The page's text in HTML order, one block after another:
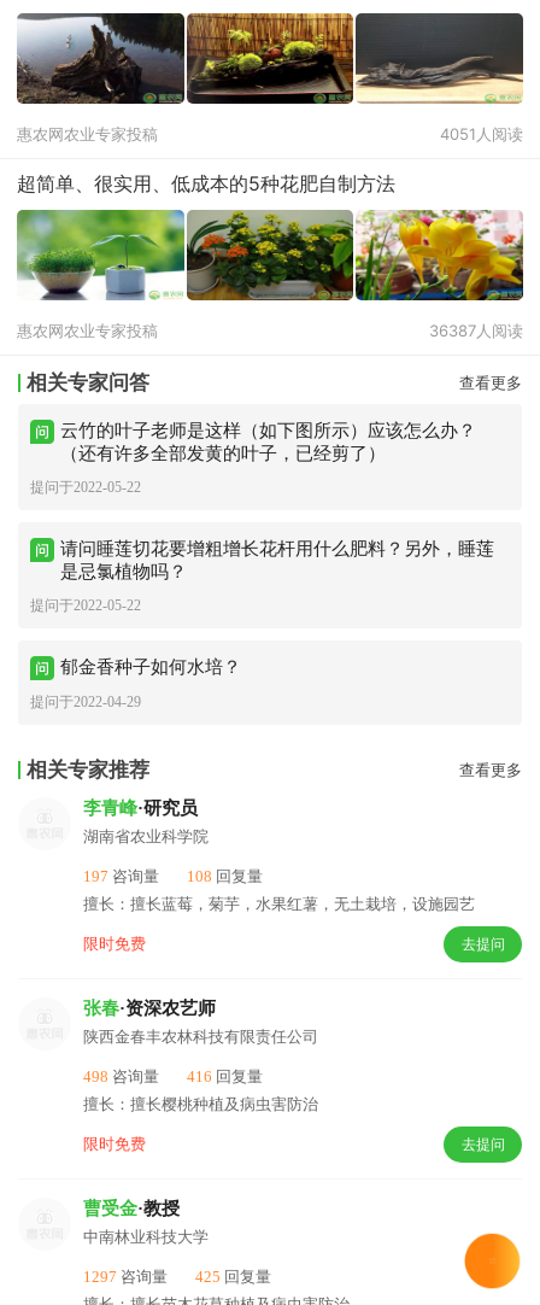
惠农网农业专家投稿 4051人阅读
超简单、很实用、低成本的5种花肥自制方法
惠农网农业专家投稿 36387人阅读
相关专家问答 查看更多
云竹的叶子老师是这样（如下图所示）应该怎么办？
（还有许多全部发黄的叶子，已经剪了）
提问于2022-05-22
请问睡莲切花要增粗增长花杆用什么肥料？另外，睡莲
是忌氯植物吗？
提问于2022-05-22
郁金香种子如何水培？
提问于2022-04-29
相关专家推荐 查看更多
李青峰·研究员
湖南省农业科学院
197 咨询量 108 回复量
擅长：擅长蓝莓，菊芋，水果红薯，无土栽培，设施园艺
限时免费 去提问
张春·资深农艺师
陕西金春丰农林科技有限责任公司
498 咨询量 416 回复量
擅长：擅长樱桃种植及病虫害防治
限时免费 去提问
曹受金·教授
中南林业科技大学
1297 咨询量 425 回复量